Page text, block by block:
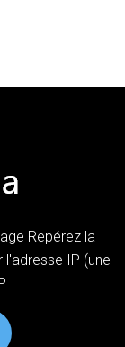
Repérez la
IP (une